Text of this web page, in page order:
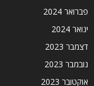
פברואר 2024
ינואר 2024
דצמבר 2023
נובמבר 2023
אוקטובר 2023